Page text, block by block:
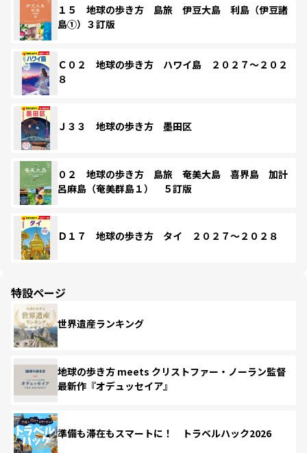
１５ 地球の歩き方 島旅 伊豆大島 利島（伊豆諸
島①）３訂版
Ｃ０２ 地球の歩き方 ハワイ島 ２０２７～２０２
８
Ｊ３３ 地球の歩き方 墨田区
０２ 地球の歩き方 島旅 奄美大島 喜界島 加計
呂麻島（奄美群島１） ５訂版
Ｄ１７ 地球の歩き方 タイ ２０２７～２０２８
特設ページ
世界遺産ランキング
地球の歩き方 meets クリストファー・ノーラン監督
最新作『オデュッセイア』
準備も滞在もスマートに！ トラベルハック2026